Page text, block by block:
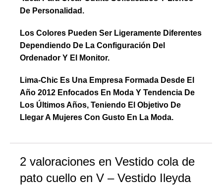
De Personalidad.
Los Colores Pueden Ser Ligeramente Diferentes
Dependiendo De La Configuración Del
Ordenador Y El Monitor.
Lima-Chic Es Una Empresa Formada Desde El
Año 2012 Enfocados En Moda Y Tendencia De
Los Últimos Años, Teniendo El Objetivo De
Llegar A Mujeres Con Gusto En La Moda.
2 valoraciones en Vestido cola de
pato cuello en V – Vestido Ileyda